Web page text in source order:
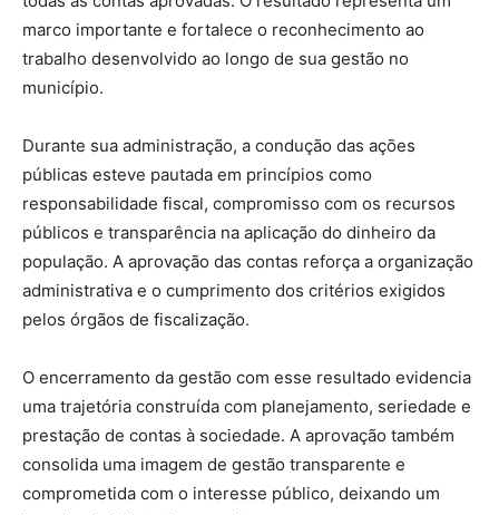
marco importante e fortalece o reconhecimento ao
trabalho desenvolvido ao longo de sua gestão no
município.
Durante sua administração, a condução das ações
públicas esteve pautada em princípios como
responsabilidade fiscal, compromisso com os recursos
públicos e transparência na aplicação do dinheiro da
população. A aprovação das contas reforça a organização
administrativa e o cumprimento dos critérios exigidos
pelos órgãos de fiscalização.
O encerramento da gestão com esse resultado evidencia
uma trajetória construída com planejamento, seriedade e
prestação de contas à sociedade. A aprovação também
consolida uma imagem de gestão transparente e
comprometida com o interesse público, deixando um